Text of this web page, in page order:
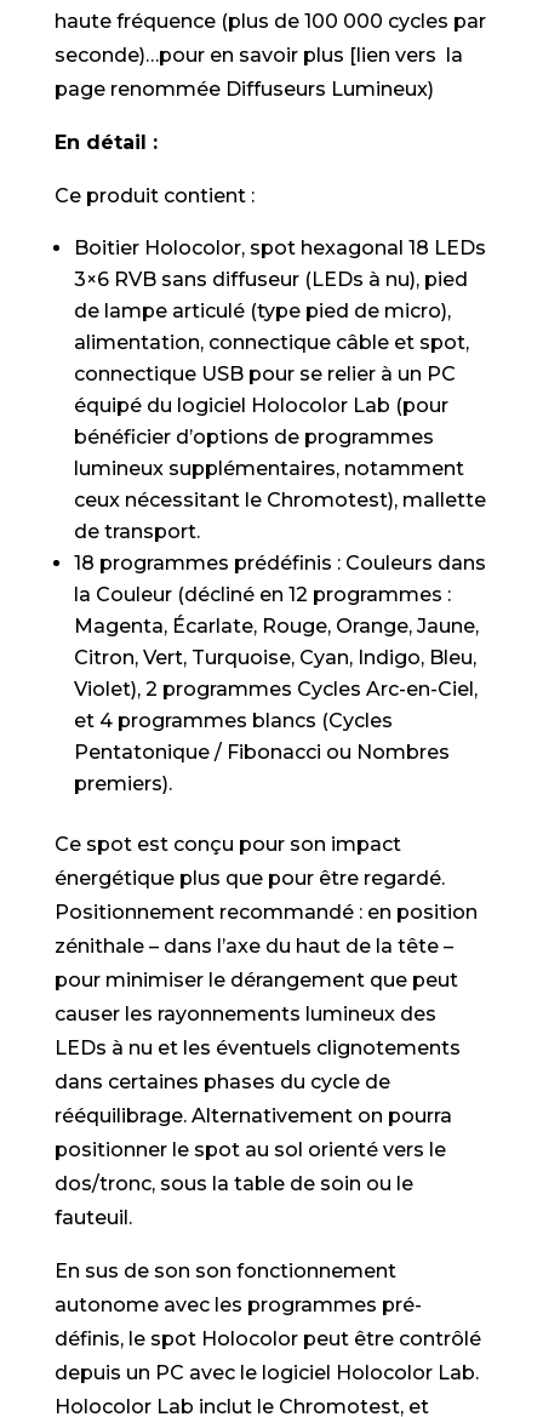
haute fréquence (plus de 100 000 cycles par
seconde)…pour en savoir plus [lien vers la
page renommée Diffuseurs Lumineux)
En détail :
Ce produit contient :
Boitier Holocolor, spot hexagonal 18 LEDs
3×6 RVB sans diffuseur (LEDs à nu), pied
de lampe articulé (type pied de micro),
alimentation, connectique câble et spot,
connectique USB pour se relier à un PC
équipé du logiciel Holocolor Lab (pour
bénéficier d’options de programmes
lumineux supplémentaires, notamment
ceux nécessitant le Chromotest), mallette
de transport.
18 programmes prédéfinis : Couleurs dans
la Couleur (décliné en 12 programmes :
Magenta, Écarlate, Rouge, Orange, Jaune,
Citron, Vert, Turquoise, Cyan, Indigo, Bleu,
Violet), 2 programmes Cycles Arc-en-Ciel,
et 4 programmes blancs (Cycles
Pentatonique / Fibonacci ou Nombres
premiers).
Ce spot est conçu pour son impact
énergétique plus que pour être regardé.
Positionnement recommandé : en position
zénithale – dans l’axe du haut de la tête –
pour minimiser le dérangement que peut
causer les rayonnements lumineux des
LEDs à nu et les éventuels clignotements
dans certaines phases du cycle de
rééquilibrage. Alternativement on pourra
positionner le spot au sol orienté vers le
dos/tronc, sous la table de soin ou le
fauteuil.
En sus de son son fonctionnement
autonome avec les programmes pré-
définis, le spot Holocolor peut être contrôlé
depuis un PC avec le logiciel Holocolor Lab.
Holocolor Lab inclut le Chromotest, et